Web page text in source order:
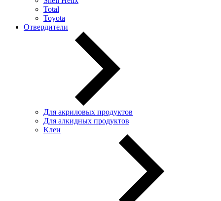
Total
Toyota
Отвердители
Для акриловых продуктов
Для алкидных продуктов
Клеи